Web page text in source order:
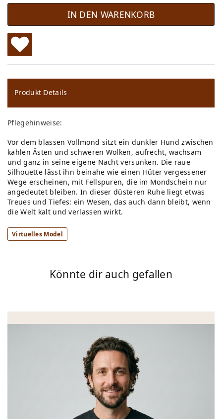
IN DEN WARENKORB
W
u
ns
ch
lis
te
Produkt Details
Pflegehinweise:
Vor dem blassen Vollmond sitzt ein dunkler Hund zwischen
kahlen Ästen und schweren Wolken, aufrecht, wachsam
und ganz in seine eigene Nacht versunken. Die raue
Silhouette lässt ihn beinahe wie einen Hüter vergessener
Wege erscheinen, mit Fellspuren, die im Mondschein nur
angedeutet bleiben. In dieser düsteren Ruhe liegt etwas
Treues und Tiefes: ein Wesen, das auch dann bleibt, wenn
die Welt kalt und verlassen wirkt.
Virtuelles Model
Könnte dir auch gefallen